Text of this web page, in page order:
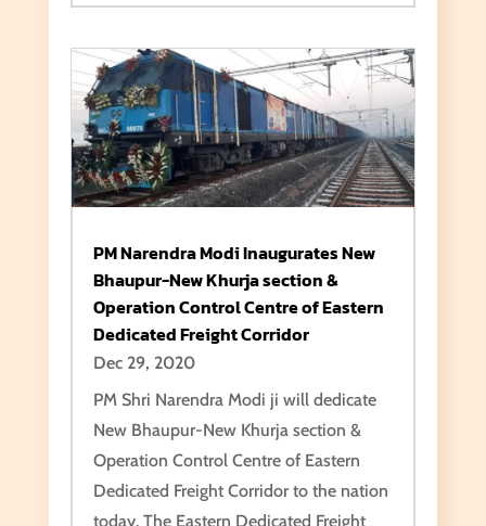
PM Narendra Modi Inaugurates New
Bhaupur-New Khurja section &
Operation Control Centre of Eastern
Dedicated Freight Corridor
Dec 29, 2020
PM Shri Narendra Modi ji will dedicate
New Bhaupur-New Khurja section &
Operation Control Centre of Eastern
Dedicated Freight Corridor to the nation
today. The Eastern Dedicated Freight